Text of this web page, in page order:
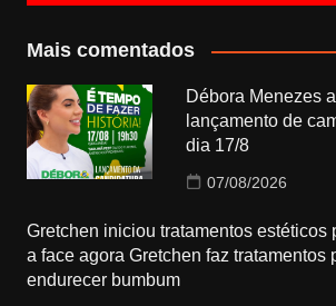
Mais comentados
Débora Menezes
lançamento de
dia 17/8
07/08/2026
Gretchen iniciou tratamentos estéticos
a face agora Gretchen faz tratamentos
endurecer bumbum